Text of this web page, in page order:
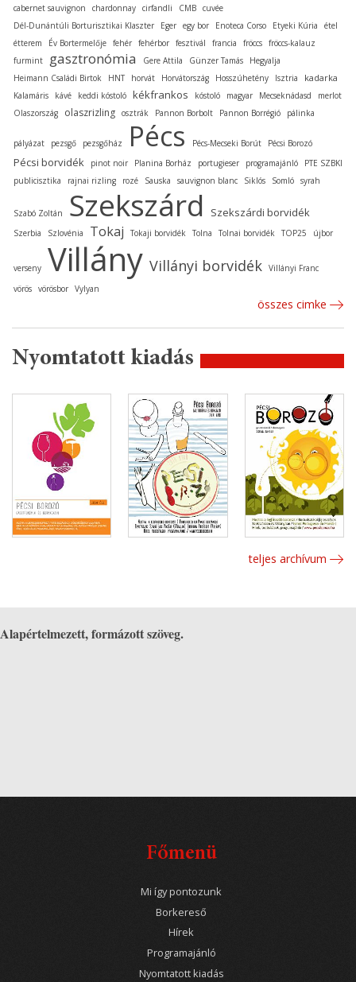
cabernet sauvignon chardonnay cirfandli CMB cuvée
Dél-Dunántúli Borturisztikai Klaszter
Eger egy bor Enoteca Corso Etyeki Kúria
étel
étterem
Év Bortermelője fehér fehérbor fesztivál francia fröccs fröccs-kalauz
furmint
gasztronómia Gere Attila Günzer Tamás
Hegyalja
Heimann Családi Birtok
HNT horvát Horvátország Hosszúhetény Isztria kadarka
Kalamáris kávé keddi kóstoló kékfrankos kóstoló magyar Mecseknádasd
merlot
Olaszország
olaszrizling osztrák Pannon Borbolt Pannon Borrégió pálinka
pályázat pezsgő pezsgőház Pécs Pécs-Mecseki Borút Pécsi Borozó
Pécsi borvidék pinot noir Planina Borház portugieser programajánló
PTE SZBKI
publicisztika
rajnai rizling rozé Sauska sauvignon blanc Siklós Somló syrah
Szabó Zoltán Szekszárd Szekszárdi borvidék
Szerbia Szlovénia Tokaj Tokaji borvidék Tolna Tolnai borvidék TOP25 újbor
verseny Villány Villányi borvidék Villányi Franc
vörös vörösbor Vylyan
összes cimke
Nyomtatott kiadás
teljes archívum
Alapértelmezett, formázott szöveg.
Főmenü
Mi így pontozunk
Borkereső
Hírek
Programajánló
Nyomtatott kiadás